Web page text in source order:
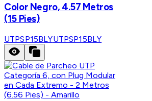
Color Negro, 4.57 Metros
(15 Pies)
UTPSP15BLYUTPSP15BLY